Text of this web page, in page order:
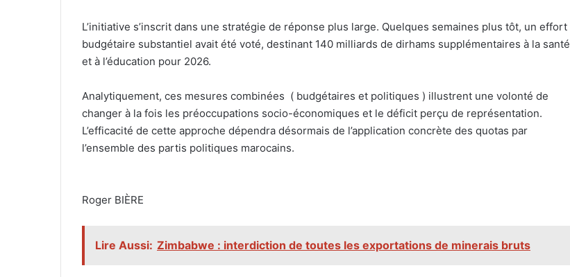
‎‎L’initiative s’inscrit dans une stratégie de réponse plus large. Quelques semaines plus tôt, un effort
budgétaire substantiel avait été voté, destinant 140 milliards de dirhams supplémentaires à la santé
et à l’éducation pour 2026.
‎Analytiquement, ces mesures combinées ( budgétaires et politiques ) illustrent une volonté de
changer à la fois les préoccupations socio-économiques et le déficit perçu de représentation.
L’efficacité de cette approche dépendra désormais de l’application concrète des quotas par
l’ensemble des partis politiques marocains.
‎Roger BIÈRE
Lire Aussi: Zimbabwe : interdiction de toutes les exportations de minerais bruts